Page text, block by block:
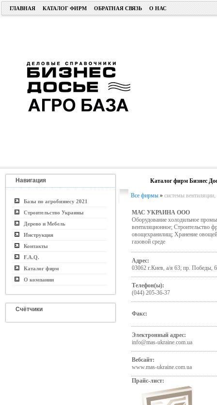
ГЛАВНАЯ КАТАЛОГ ФИРМ ОБРАТНАЯ СВЯЗЬ О НАС
Навигация
Базы по агробизнесу 2021
Строительство Украины
Дерево и Мебель
Инструкция
Контакты
F.A.Q.
Каталог фирм
О компании
Счётчики
Каталог фирм Бизнес
Все фирмы » системы
МАС УКРАИНА ООО
Оборудование холодильное
вентиляционное; Строительство
овощехранилищ; Хранение
газовой среде
Адрес:
03062 г.Киев, а/я 63; пр. Победы,
Телефон(ы):
(044) 205-36-37
Факс:
Электронный адрес:
info@mas-ukraine.com.ua
Вебсайт:
www.mas-ukraine.com.ua
Прайс-лист: